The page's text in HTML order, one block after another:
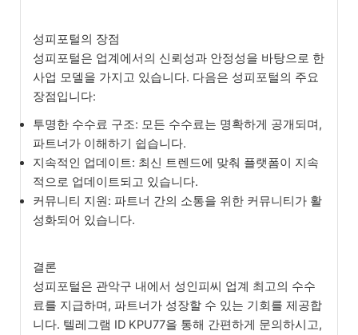
성피포털의 장점
성피포털은 업계에서의 신뢰성과 안정성을 바탕으로 한
사업 모델을 가지고 있습니다. 다음은 성피포털의 주요
장점입니다:
투명한 수수료 구조: 모든 수수료는 명확하게 공개되며,
파트너가 이해하기 쉽습니다.
지속적인 업데이트: 최신 트렌드에 맞춰 플랫폼이 지속
적으로 업데이트되고 있습니다.
커뮤니티 지원: 파트너 간의 소통을 위한 커뮤니티가 활
성화되어 있습니다.
결론
성피포털은 관악구 내에서 성인피씨 업계 최고의 수수
료를 지급하며, 파트너가 성장할 수 있는 기회를 제공합
니다. 텔레그램 ID KPU77을 통해 간편하게 문의하시고,